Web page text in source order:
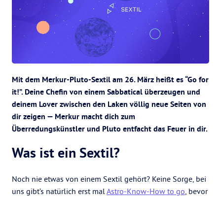
Mit dem Merkur-Pluto-Sextil am 26. März heißt es “Go for
it!”. Deine Chefin von einem Sabbatical überzeugen und
deinem Lover zwischen den Laken völlig neue Seiten von
dir zeigen — Merkur macht dich zum
Überredungskünstler und Pluto entfacht das Feuer in dir.
Was ist ein Sextil?
Noch nie etwas von einem Sextil gehört? Keine Sorge, bei
uns gibt’s natürlich erst malAstro-Know-How to go, bevor